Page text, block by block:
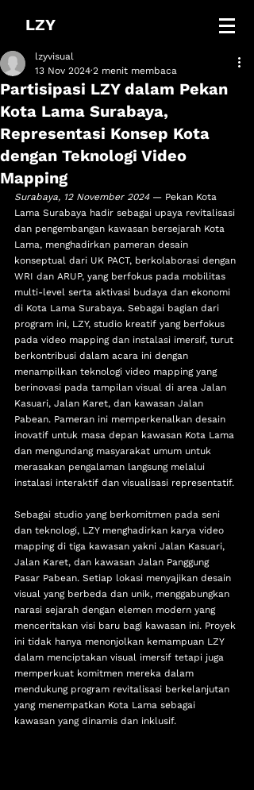
LZY
Partisipasi LZY dalam Pekan
Kota Lama Surabaya,
Representasi Konsep Kota
dengan Teknologi Video
Mapping
lzyvisual
13 Nov 2024 2 menit membaca
Surabaya, 12 November 2024 — Pekan Kota
Lama Surabaya hadir sebagai upaya revitalisasi
dan pengembangan kawasan bersejarah Kota
Lama, menghadirkan pameran desain
konseptual dari UK PACT, berkolaborasi dengan
WRI dan ARUP, yang berfokus pada mobilitas
multi-level serta aktivasi budaya dan ekonomi
di Kota Lama Surabaya. Sebagai bagian dari
program ini, LZY, studio kreatif yang berfokus
pada video mapping dan instalasi imersif, turut
berkontribusi dalam acara ini dengan
menampilkan teknologi video mapping yang
berinovasi pada tampilan visual di area Jalan
Kasuari, Jalan Karet, dan kawasan Jalan
Pabean. Pameran ini memperkenalkan desain
inovatif untuk masa depan kawasan Kota Lama
dan mengundang masyarakat umum untuk
merasakan pengalaman langsung melalui
instalasi interaktif dan visualisasi representatif.
Sebagai studio yang berkomitmen pada seni
dan teknologi, LZY menghadirkan karya video
mapping di tiga kawasan yakni Jalan Kasuari,
Jalan Karet, dan kawasan Jalan Panggung
Pasar Pabean. Setiap lokasi menyajikan desain
visual yang berbeda dan unik, menggabungkan
narasi sejarah dengan elemen modern yang
menceritakan visi baru bagi kawasan ini. Proyek
ini tidak hanya menonjolkan kemampuan LZY
dalam menciptakan visual imersif tetapi juga
memperkuat komitmen mereka dalam
mendukung program revitalisasi berkelanjutan
yang menempatkan Kota Lama sebagai
kawasan yang dinamis dan inklusif.